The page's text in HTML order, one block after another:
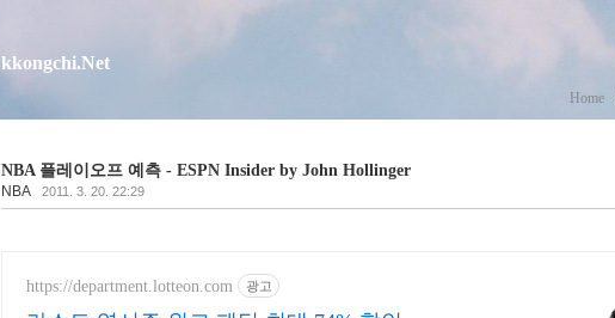
kkongchi.Net
Home
NBA 플레이오프 예측 - ESPN Insider by John Hollinger
NBA 2011. 3. 20. 22:29
https://department.lotteon.com 광고